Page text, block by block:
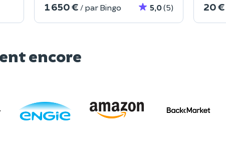
1 650 € / par Bingo 5,0(5) 20 €
encore